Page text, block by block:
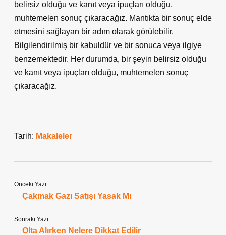
belirsiz olduğu ve kanıt veya ipuçları olduğu,
muhtemelen sonuç çıkaracağız. Mantıkta bir sonuç elde
etmesini sağlayan bir adım olarak görülebilir.
Bilgilendirilmiş bir kabuldür ve bir sonuca veya ilgiye
benzemektedir. Her durumda, bir şeyin belirsiz olduğu
ve kanıt veya ipuçları olduğu, muhtemelen sonuç
çıkaracağız.
Tarih: Makaleler
Önceki Yazı
Çakmak Gazı Satışı Yasak Mı
Sonraki Yazı
Olta Alırken Nelere Dikkat Edilir